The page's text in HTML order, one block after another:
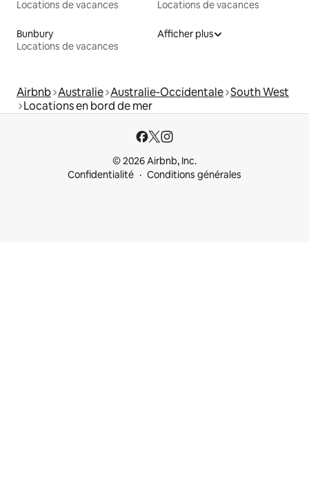
Locations de vacances
Locations de vacances
Bunbury
Locations de vacances
Afficher plus
Airbnb Australie Australie-Occidentale South West
Locations en bord de mer
© 2026 Airbnb, Inc.
Confidentialité
Conditions générales